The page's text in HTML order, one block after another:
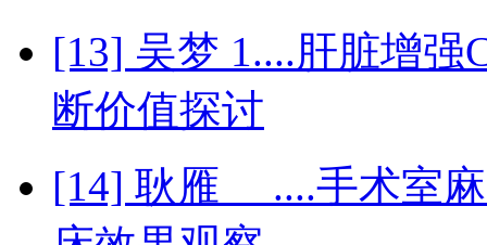
[13] 吴梦 1....肝脏增
断价值探讨
[14] 耿雁 ....手术室麻